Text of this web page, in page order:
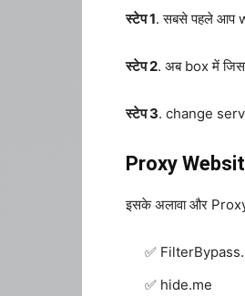
स्टेप 1. सबसे पहले आप
स्टेप 2. अब box में
स्टेप 3. change
Proxy
इसके अलावा और
hide.me